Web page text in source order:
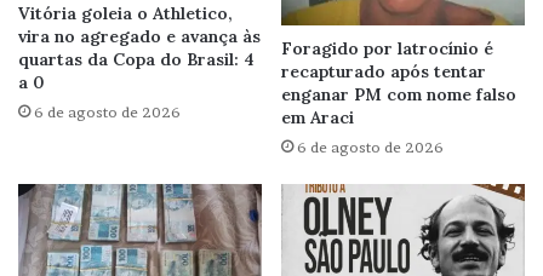
Vitória goleia o Athletico,
vira no agregado e avança às
quartas da Copa do Brasil: 4
a 0
6 de agosto de 2026
Foragido por latrocínio é
recapturado após tentar
enganar PM com nome falso
em Araci
6 de agosto de 2026